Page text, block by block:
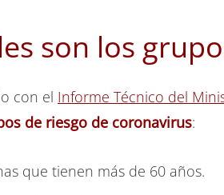
son los
con el Informe Técnico del
de riesgo de coronavirus:
que tienen más de 60 años.